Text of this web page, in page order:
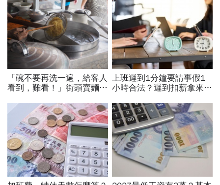
「碗不要再洗一遍，給客人
看到，難看！」街頭賣麵
教會我什麼叫「職業道德」
上班遲到1分鐘要請事假1
小時合法？遲到扣薪拿來聚
到不支薪這樣算